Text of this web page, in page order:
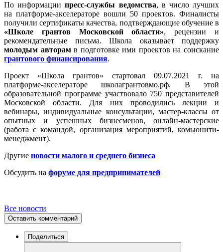
По информациипресс-службы ведомства, в число лучших
на платформе-акселераторе вошли 50 проектов. Финалисты
получили сертификаты качества, подтверждающие обучение в
«Школе грантов Московской области», рецензии и
рекомендательные письма. Школа оказывает поддержку
молодым авторамв подготовке ими проектов на соискание
грантового финансирования.
Проект «Школа грантов» стартовал 09.07.2021 г. на
платформе-акселераторе школагрантовмо.рф. В этой
образовательной программе участвовало 750 представителей
Московской области. Для них проводились лекции и
вебинары, индивидуальные консультации, мастер-классы от
опытных и успешных бизнесменов, онлайн-мастерские
(работа с командой, организация мероприятий, комьюнити-
менеджмент).
Другие новости малого и среднего бизнеса
Обсудить на форуме для предпринимателей
Все новости
Оставить комментарий
Поделиться